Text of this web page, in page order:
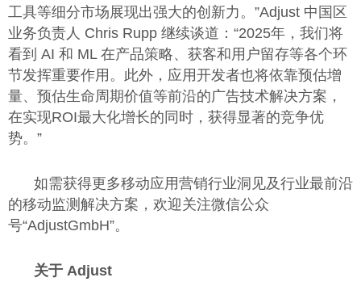
工具等细分市场展现出强大的创新力。”Adjust 中国区
业务负责人 Chris Rupp 继续谈道：“2025年，我们将
看到 AI 和 ML 在产品策略、获客和用户留存等各个环
节发挥重要作用。此外，应用开发者也将依靠预估增
量、预估生命周期价值等前沿的广告技术解决方案，
在实现ROI最大化增长的同时，获得显著的竞争优
势。”
如需获得更多移动应用营销行业洞见及行业最前沿
的移动监测解决方案，欢迎关注微信公众
号“AdjustGmbH”。
关于 Adjust